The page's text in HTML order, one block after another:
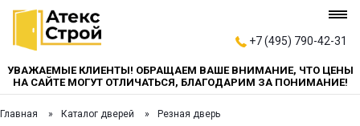
+7 (495) 790-42-31
УВАЖАЕМЫЕ КЛИЕНТЫ! ОБРАЩАЕМ ВАШЕ ВНИМАНИЕ, ЧТО ЦЕНЫ
НА САЙТЕ МОГУТ ОТЛИЧАТЬСЯ, БЛАГОДАРИМ ЗА ПОНИМАНИЕ!
Главная Каталог дверей Резная дверь